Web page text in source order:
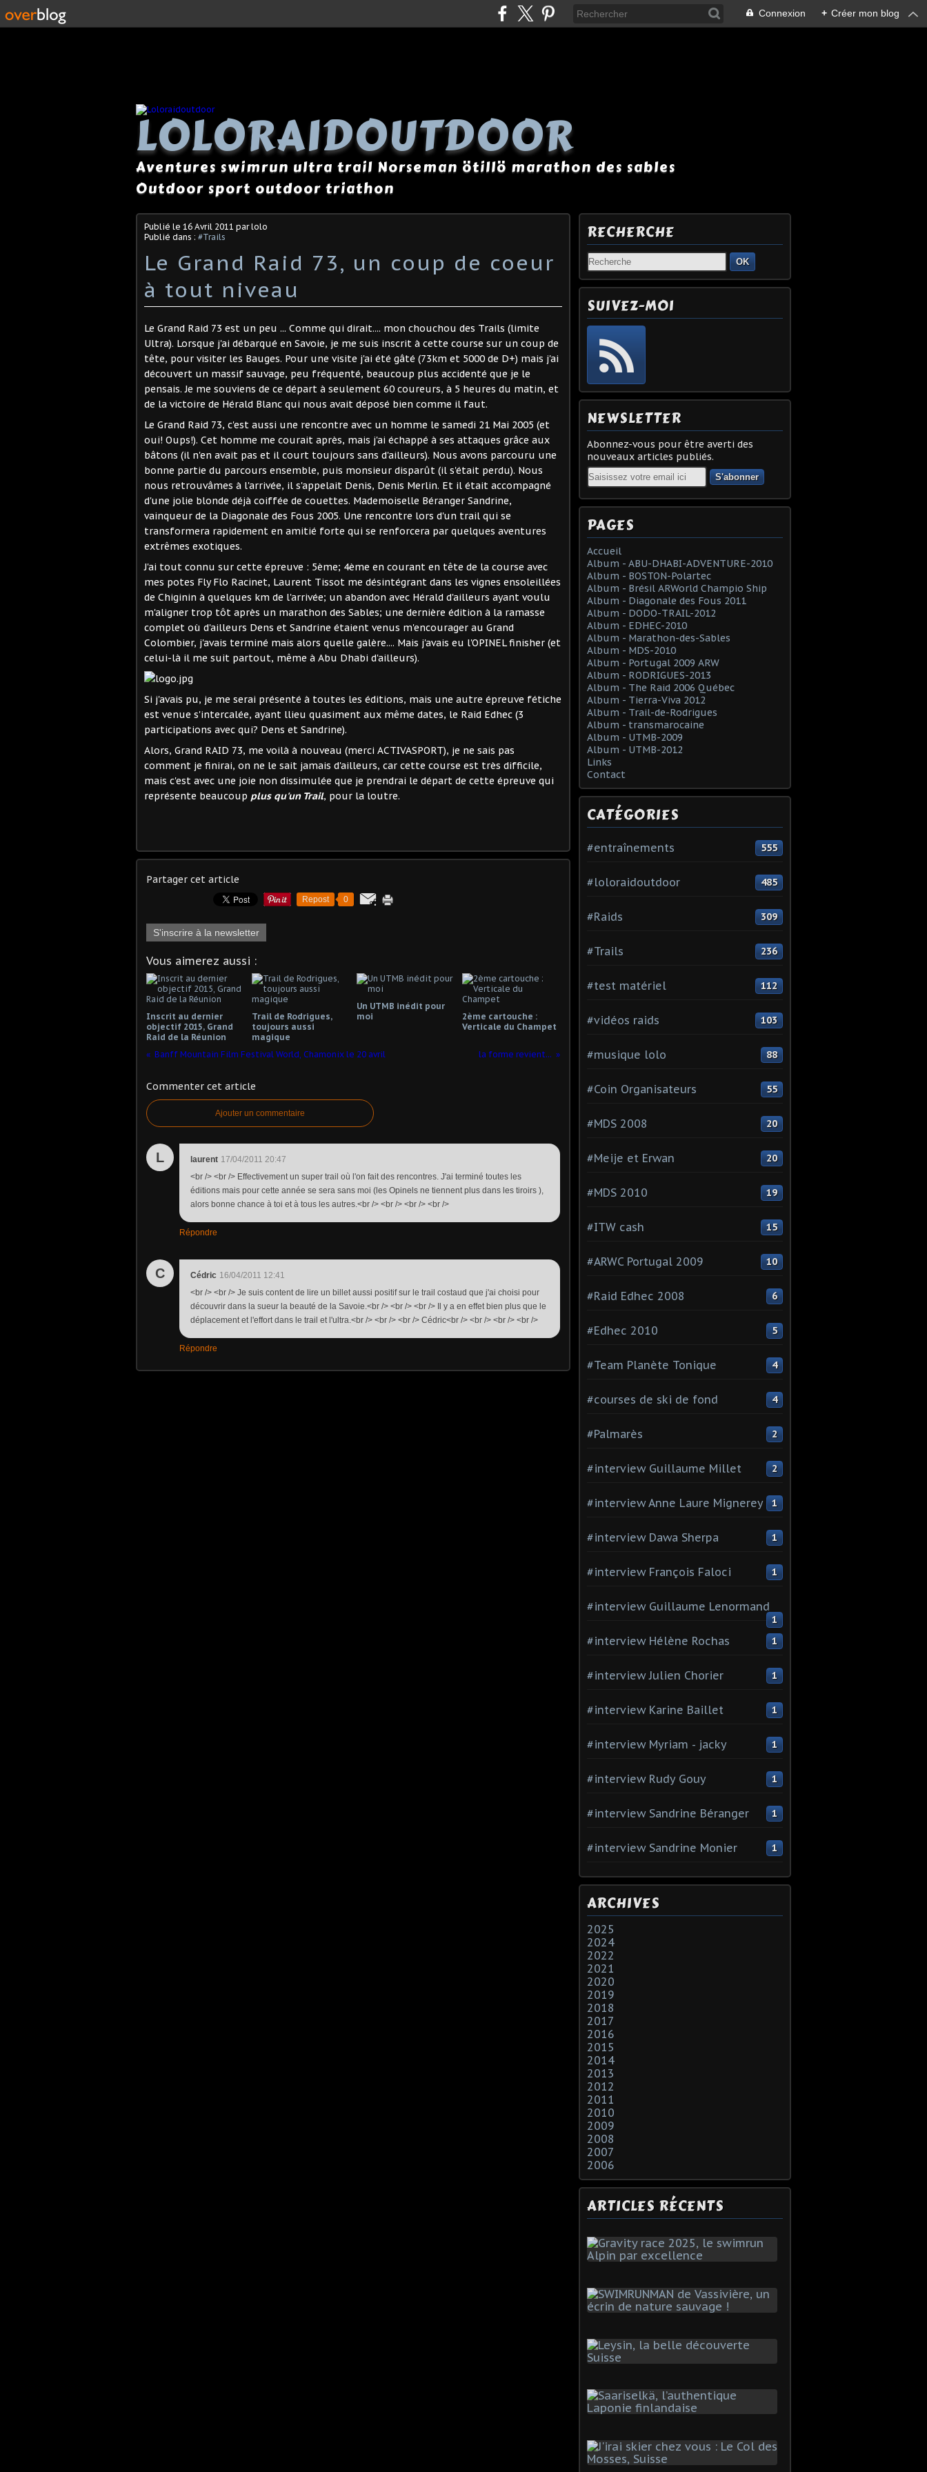
Connexion + Créer mon blog
LOLORAIDOUTDOOR
Aventures swimrun ultra trail Norseman ötillö marathon des sables
Outdoor sport outdoor triathon
Publié le 16 Avril 2011 par lolo
Publié dans : #Trails
Le Grand Raid 73, un coup de coeur
à tout niveau
Le Grand Raid 73 est un peu ... Comme qui dirait.... mon chouchou des Trails (limite
Ultra). Lorsque j'ai débarqué en Savoie, je me suis inscrit à cette course sur un coup de
tête, pour visiter les Bauges. Pour une visite j'ai été gâté (73km et 5000 de D+) mais j'ai
découvert un massif sauvage, peu fréquenté, beaucoup plus accidenté que je le
pensais. Je me souviens de ce départ à seulement 60 coureurs, à 5 heures du matin, et
de la victoire de Hérald Blanc qui nous avait déposé bien comme il faut.
Le Grand Raid 73, c'est aussi une rencontre avec un homme le samedi 21 Mai 2005 (et
oui! Oups!). Cet homme me courait après, mais j'ai échappé à ses attaques grâce aux
bâtons (il n'en avait pas et il court toujours sans d'ailleurs). Nous avons parcouru une
bonne partie du parcours ensemble, puis monsieur disparût (il s'était perdu). Nous
nous retrouvâmes à l'arrivée, il s'appelait Denis, Denis Merlin. Et il était accompagné
d'une jolie blonde déjà coiffée de couettes. Mademoiselle Béranger Sandrine,
vainqueur de la Diagonale des Fous 2005. Une rencontre lors d'un trail qui se
transformera rapidement en amitié forte qui se renforcera par quelques aventures
extrêmes exotiques.
J'ai tout connu sur cette épreuve : 5ème; 4ème en courant en tête de la course avec
mes potes Fly Flo Racinet, Laurent Tissot me désintégrant dans les vignes ensoleillées
de Chiginin à quelques km de l'arrivée; un abandon avec Hérald d'ailleurs ayant voulu
m'aligner trop tôt après un marathon des Sables; une dernière édition à la ramasse
complet où d'ailleurs Dens et Sandrine étaient venus m'encourager au Grand
Colombier, j'avais terminé mais alors quelle galère.... Mais j'avais eu l'OPINEL finisher (et
celui-là il me suit partout, même à Abu Dhabi d'ailleurs).
Si j'avais pu, je me serai présenté à toutes les éditions, mais une autre épreuve fétiche
est venue s'intercalée, ayant llieu quasiment aux même dates, le Raid Edhec (3
participations avec qui? Dens et Sandrine).
Alors, Grand RAID 73, me voilà à nouveau (merci ACTIVASPORT), je ne sais pas
comment je finirai, on ne le sait jamais d'ailleurs, car cette course est très difficile,
mais c'est avec une joie non dissimulée que je prendrai le départ de cette épreuve qui
représente beaucoup plus qu'un Trail, pour la loutre.
Partager cet article
Repost 0
S'inscrire à la newsletter
Vous aimerez aussi :
Inscrit au dernier
objectif 2015, Grand
Raid de la Réunion
Trail de Rodrigues,
toujours aussi
magique
Un UTMB inédit pour
moi
2ème cartouche :
Verticale du Champet
Banff Mountain Film Festival World, Chamonix le 20 avril la forme revient...
Commenter cet article
Ajouter un commentaire
L laurent 17/04/2011 20:47
<br /> <br /> Effectivement un super trail où l'on fait des rencontres. J'ai terminé toutes les
éditions mais pour cette année se sera sans moi (les Opinels ne tiennent plus dans les tiroirs ),
alors bonne chance à toi et à tous les autres.<br /> <br /> <br /> <br />
Répondre
C Cédric 16/04/2011 12:41
<br /> <br /> Je suis content de lire un billet aussi positif sur le trail costaud que j'ai choisi pour
découvrir dans la sueur la beauté de la Savoie.<br /> <br /> <br /> Il y a en effet bien plus que le
déplacement et l'effort dans le trail et l'ultra.<br /> <br /> <br /> Cédric<br /> <br /> <br /> <br />
Répondre
RECHERCHE
OK
SUIVEZ-MOI
NEWSLETTER
Abonnez-vous pour être averti des
nouveaux articles publiés.
Email
PAGES
Accueil
Album - ABU-DHABI-ADVENTURE-2010
Album - BOSTON-Polartec
Album - Brésil ARWorld Champio Ship
Album - Diagonale des Fous 2011
Album - DODO-TRAIL-2012
Album - EDHEC-2010
Album - Marathon-des-Sables
Album - MDS-2010
Album - Portugal 2009 ARW
Album - RODRIGUES-2013
Album - The Raid 2006 Québec
Album - Tierra-Viva 2012
Album - Trail-de-Rodrigues
Album - transmarocaine
Album - UTMB-2009
Album - UTMB-2012
Links
Contact
CATÉGORIES
#entraînements 555
#loloraidoutdoor 485
#Raids 309
#Trails 236
#test matériel 112
#vidéos raids 103
#musique lolo 88
#Coin Organisateurs 55
#MDS 2008 20
#Meije et Erwan 20
#MDS 2010 19
#ITW cash 15
#ARWC Portugal 2009 10
#Raid Edhec 2008 6
#Edhec 2010 5
#Team Planète Tonique 4
#courses de ski de fond 4
#Palmarès 2
#interview Guillaume Millet 2
#interview Anne Laure Mignerey 1
#interview Dawa Sherpa 1
#interview François Faloci 1
#interview Guillaume Lenormand
1
#interview Hélène Rochas 1
#interview Julien Chorier 1
#interview Karine Baillet 1
#interview Myriam - jacky 1
#interview Rudy Gouy 1
#interview Sandrine Béranger 1
#interview Sandrine Monier 1
ARCHIVES
2025
2024
2022
2021
2020
2019
2018
2017
2016
2015
2014
2013
2012
2011
2010
2009
2008
2007
2006
ARTICLES RÉCENTS